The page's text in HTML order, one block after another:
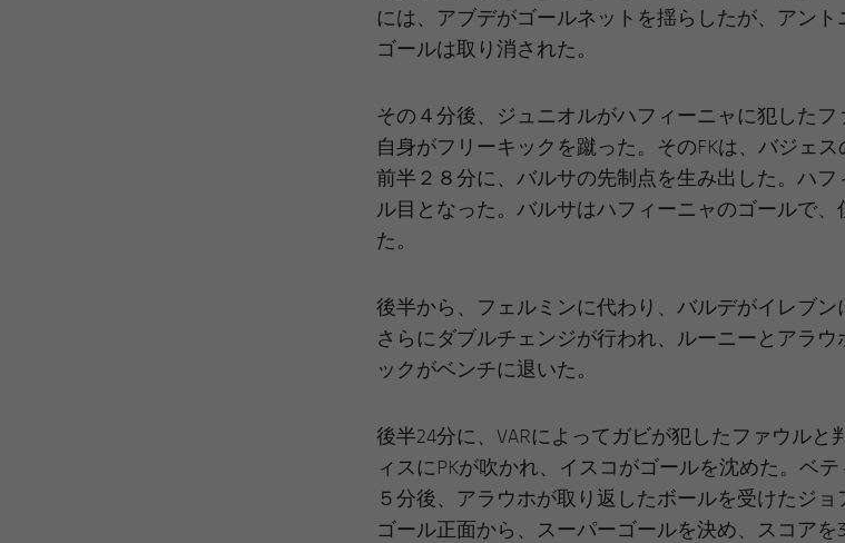
には、アブデがゴールネットを揺らしたが、アント
ゴールは取り消された。
その４分後、ジュニオルがハフィーニャに犯した
自身がフリーキックを蹴った。そのFKは、バジェス
前半２８分に、バルサの先制点を生み出した。ハ
ル目となった。バルサはハフィーニャのゴールで
た。
後半から、フェルミンに代わり、バルデがイレブン
さらにダブルチェンジが行われ、ルーニーとアラ
ックがベンチに退いた。
後半24分に、VARによってガビが犯したファウルと
ィスにPKが吹かれ、イスコがゴールを沈めた。ベ
５分後、アラウホが取り返したボールを受けたジ
ゴール正面から、スーパーゴールを決め、スコアを